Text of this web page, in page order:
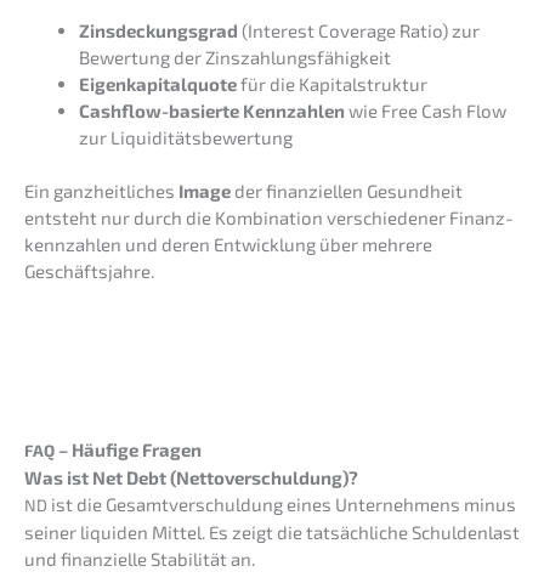
Zinsde­ckungs­grad (Interest Covera­ge Ratio) zur
Bewer­tung der Zinszahlungsfähigkeit
Eigen­ka­pi­tal­quo­tefür die Kapitalstruktur
Cashflow-basier­te Kennzah­len wie Free Cash Flow
zur Liquiditätsbewertung
Ein ganzheit­li­ches Image der finan­zi­el­len Gesund­heit
entsteht nur durch die Kombi­na­ti­on verschie­de­ner Finanz­
kenn­zah­len und deren Entwick­lung über mehre­re
Geschäftsjahre.
FAQ – Häufi­ge Fragen
Was ist Net Debt (Netto­ver­schul­dung)?
ND ist die Gesamt­ver­schul­dung eines Unter­neh­mens minus
seiner liqui­den Mittel. Es zeigt die tatsäch­li­che Schul­den­last
und finan­zi­el­le Stabi­li­tät an.